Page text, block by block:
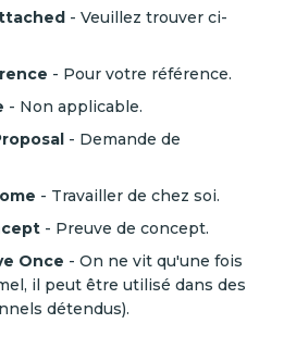
- Veuillez trouver ci-
- Pour votre référence.
- Non applicable.
- Demande de
- Travailler de chez soi.
- Preuve de concept.
Once - On ne vit qu'une fois
il peut être utilisé dans des
détendus).